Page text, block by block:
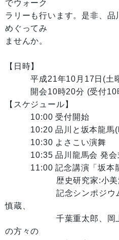
でウォーク
ラリーも行います。是非、
めぐってみ
ませんか。
【日時】
平成21年10月17日(土
開会10時20分 (受付10
【スケジュール】
10:00 受付開始
10:20 品川と坂本龍馬(
10:30 よさこい演舞
10:35 品川龍馬会 発会
11:00 記念講演「坂本龍
歴史研究家:小美濃
記念シンポジウム:坂
慎蔵、
千葉重太郎、岡上樹
の方々の